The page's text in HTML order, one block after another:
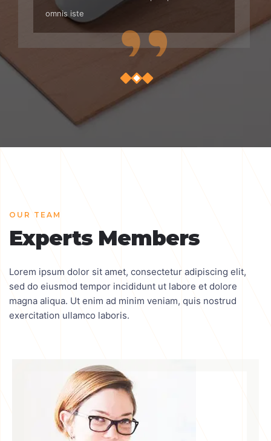
omnis iste
OUR TEAM
Experts Members
Lorem ipsum dolor sit amet, consectetur adipiscing elit,
sed do eiusmod tempor incididunt ut labore et dolore
magna aliqua. Ut enim ad minim veniam, quis nostrud
exercitation ullamco laboris.